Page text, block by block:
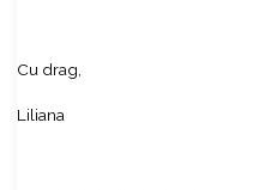
Cu drag,
Liliana